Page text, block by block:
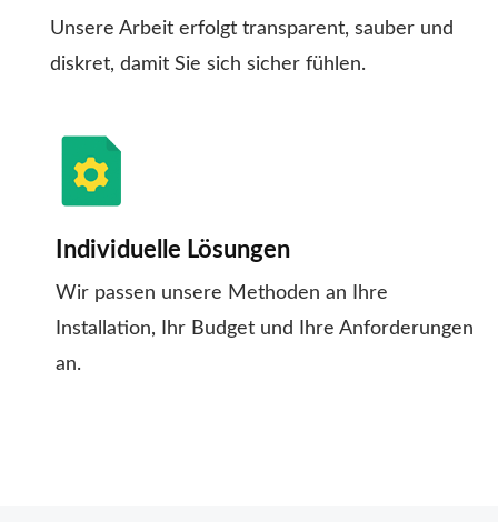
Unsere Arbeit erfolgt transparent, sauber und
diskret, damit Sie sich sicher fühlen.
Individuelle Lösungen
Wir passen unsere Methoden an Ihre
Installation, Ihr Budget und Ihre Anforderungen
an.